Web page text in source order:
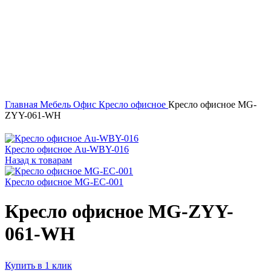
Главная Мебель Офис Кресло офисное Кресло офисное MG-
ZYY-061-WH
Кресло офисное Au-WBY-016
Назад к товарам
Кресло офисное MG-EC-001
Кресло офисное MG-ZYY-
061-WH
Купить в 1 клик